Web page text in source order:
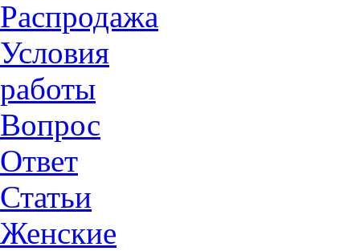
Распродажа
Условия
работы
Вопрос
Ответ
Статьи
Женские